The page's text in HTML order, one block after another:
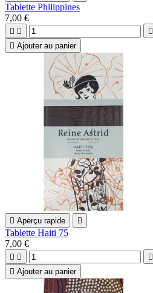
Tablette Philippines
7,00 €
  
 Ajouter au panier
 Aperçu rapide 
Tablette Haiti 75
7,00 €
  
 Ajouter au panier